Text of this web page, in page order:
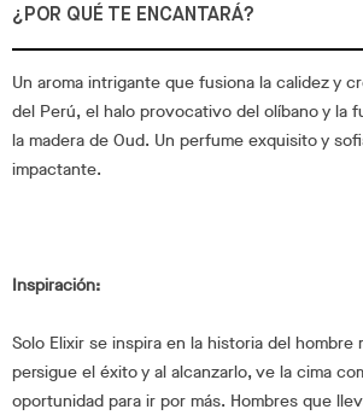
¿POR QUÉ TE ENCANTARÁ?
Un aroma intrigante que fusiona la calidez y
del Perú, el halo provocativo del olíbano y la
la madera de Oud. Un perfume exquisito y
impactante.
Inspiración:
Solo Elixir se inspira en la historia del hombre
persigue el éxito y al alcanzarlo, ve la cima
oportunidad para ir por más. Hombres que